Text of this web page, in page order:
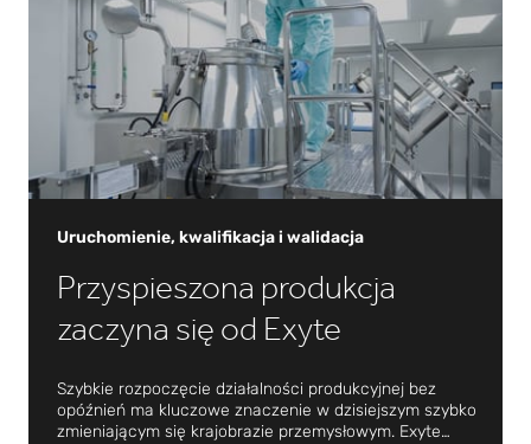
ocenę dostawców, Exyte zapewnia kompleksowy pakiet
usług dostosowany dokładnie do specyfikacji naszych
klientów;
Uruchomienie, kwalifikacja i walidacja
Przyspieszona produkcja
zaczyna się od Exyte
Szybkie rozpoczęcie działalności produkcyjnej bez
opóźnień ma kluczowe znaczenie w dzisiejszym szybko
zmieniającym się krajobrazie przemysłowym. Exyte